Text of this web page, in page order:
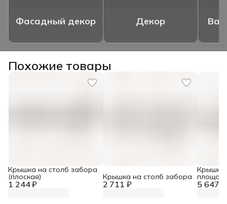
Фасадный декор Декор
Похожие товары
1 244 ₽
Крышка на столб забора
(плоская)
2 711 ₽
Крышка на столб забора
5 647 ₽
Крышка